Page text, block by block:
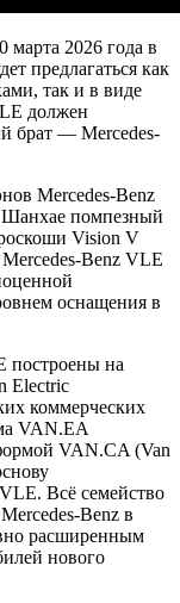
марта 2026 года в
предлагаться как
так и в виде
должен
брат — Mercedes-
Mercedes-Benz
Шанхае помпезный
Vision V
Benz VLE
оснащения в
построены на
Electric
коммерческих
VAN.EA
VAN.CA (Van
Всё семейство
Benz в
расширенным
нового